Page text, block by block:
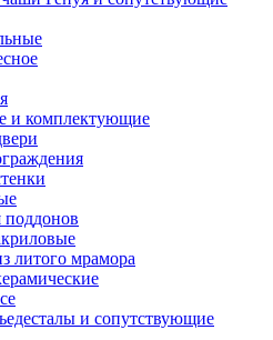
и комплектующие
литого мрамора
и сопутствующие